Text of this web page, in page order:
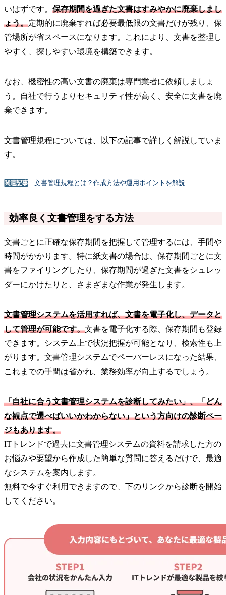
いはずです。 保存期間を過ぎた文書はすみやかに廃棄しまし
ょう。定期的に廃棄すれば必要最低限の文書だけが残り、保
管場所が省スペースになります。これにより、文書を整理し
やすく、探しやすい環境を構築できます。
なお、機密性の高い文書の廃棄は専門業者に依頼しましょ
う。自社で行うよりセキュリティ性が高く、安全に文書を廃
棄できます。
文書管理規程については、以下の記事で詳しく解説していま
す。
関連記事 文書管理規程とは？作成方法や運用ポイントを解説
効率良く文書管理をする方法
文書ごとに正確な保存期間を把握して管理するには、手間や
時間がかかります。特に紙文書の場合は、保存期間ごとに文
書をファイリングしたり、保存期間が過ぎた文書をシュレッ
ダーにかけたりと、さまざまな作業が発生します。
文書管理システムを活用すれば、文書を電子化し、データと
して管理が可能です。文書を電子化する際、保存期間も登録
できます。システム上で状況把握が可能となり、検索性も上
がります。文書管理システムでペーパーレスになった結果、
これまでの手間は省かれ、業務効率が向上するでしょう。
「自社に合う文書管理システムを診断してみたい」、「どん
な観点で選べばいいかわからない」という方向けの診断ペー
ジもあります。
ITトレンドで過去に文書管理システムの資料を請求した方の
お悩みや要望から作成した簡単な質問に答えるだけで、最適
なシステムを案内します。
無料で今すぐ利用できますので、下のリンクから診断を開始
してください。